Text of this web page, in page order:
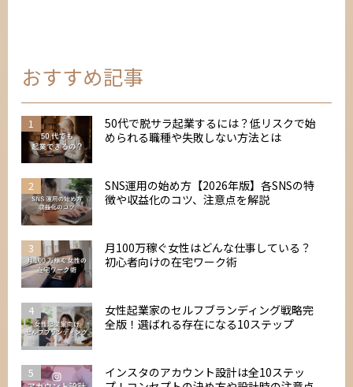
おすすめ記事
1
50代で脱サラ起業するには？低リスクで始
められる職種や失敗しない方法とは
2
SNS運用の始め方【2026年版】各SNSの特
徴や収益化のコツ、注意点を解説
3
月100万稼ぐ女性はどんな仕事している？
初心者向けの在宅ワーク術
4
女性起業家のセルフブランディング戦略完
全版！選ばれる存在になる10ステップ
5
インスタのアカウント設計は全10ステッ